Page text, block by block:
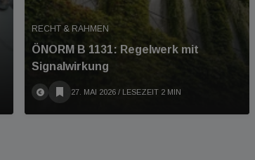
RECHT & RAHMEN
ÖNORM B 1131: Regelwerk mit
Signalwirkung
27. MAI 2026 / LESEZEIT 2 MIN